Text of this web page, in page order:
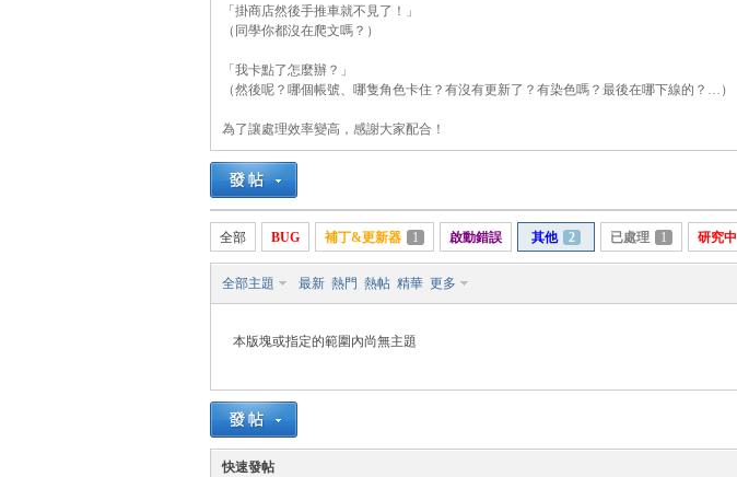
「掛商店然後手推車就不見了！」
（同學你都沒在爬文嗎？）
「我卡點了怎麼辦？」
（然後呢？哪個帳號、哪隻角色卡住？有沒有更新了？有染色嗎？最後在哪下線的？…）
為了讓處理效率變高，感謝大家配合！
全部 BUG 補丁&更新器 1 啟動錯誤 其他 2 已處理 1 研究中
全部主題 最新 熱門 熱帖 精華 更多
本版塊或指定的範圍內尚無主題
快速發帖